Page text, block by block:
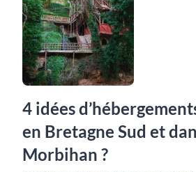
4 idées
en Bretagne Sud et
Morbihan ?